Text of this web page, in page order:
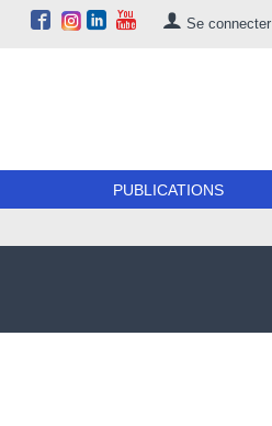
Se connecter
PUBLICATIONS